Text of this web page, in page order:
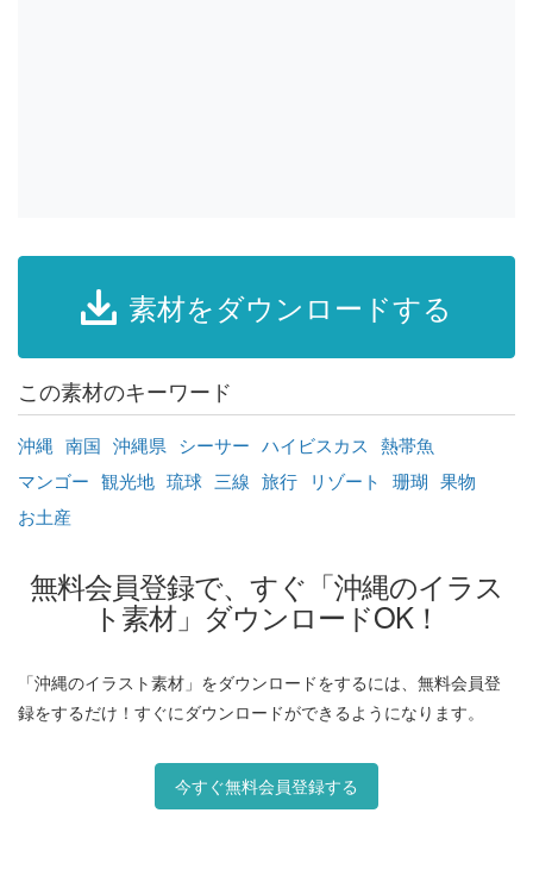
素材をダウンロードする
この素材のキーワード
沖縄 南国 沖縄県 シーサー ハイビスカス 熱帯魚
マンゴー 観光地 琉球 三線 旅行 リゾート 珊瑚 果物
お土産
無料会員登録で、すぐ「沖縄のイラス
ト素材」ダウンロードOK！
「沖縄のイラスト素材」をダウンロードをするには、無料会員登
録をするだけ！すぐにダウンロードができるようになります。
今すぐ無料会員登録する